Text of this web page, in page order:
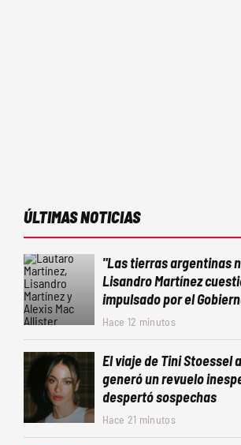
ÚLTIMAS NOTICIAS
"Las tierras argentinas
Lisandro Martínez
impulsado por el
Hace 12 minutos
El viaje de Tini Stoessel
generó un revuelo
despertó sospechas
Hace 21 minutos